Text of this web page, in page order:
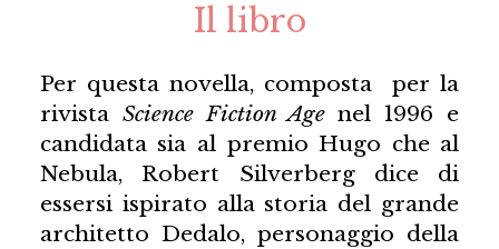
Il libro
Per questa novella, composta per la
rivista Science Fiction Agenel 1996 e
candidata sia al premio Hugo che al
Nebula, Robert Silverberg dice di
essersi ispirato alla storia del grande
architetto Dedalo, personaggio della